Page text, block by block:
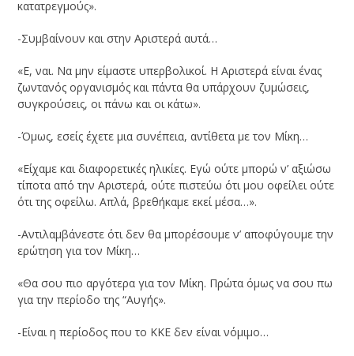
κατατρεγμούς».
-Συμβαίνουν και στην Αριστερά αυτά…
«Ε, ναι. Να μην είμαστε υπερβολικοί. Η Αριστερά είναι ένας
ζωντανός οργανισμός και πάντα θα υπάρχουν ζυμώσεις,
συγκρούσεις, οι πάνω και οι κάτω».
-Όμως, εσείς έχετε μια συνέπεια, αντίθετα με τον Μίκη…
«Είχαμε και διαφορετικές ηλικίες. Εγώ ούτε μπορώ ν’ αξιώσω
τίποτα από την Αριστερά, ούτε πιστεύω ότι μου οφείλει ούτε
ότι της οφείλω. Απλά, βρεθήκαμε εκεί μέσα…».
-Αντιλαμβάνεστε ότι δεν θα μπορέσουμε ν’ αποφύγουμε την
ερώτηση για τον Μίκη…
«Θα σου πιο αργότερα για τον Μίκη. Πρώτα όμως να σου πω
για την περίοδο της “Αυγής».
-Είναι η περίοδος που το ΚΚΕ δεν είναι νόμιμο…